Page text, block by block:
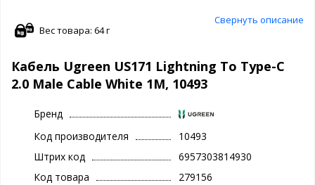
Свернуть описание
Вес товара: 64 г
Кабель Ugreen US171 Lightning To Type-C
2.0 Male Cable White 1M, 10493
Бренд
Код производителя
10493
Штрих код
6957303814930
Код товара
279156